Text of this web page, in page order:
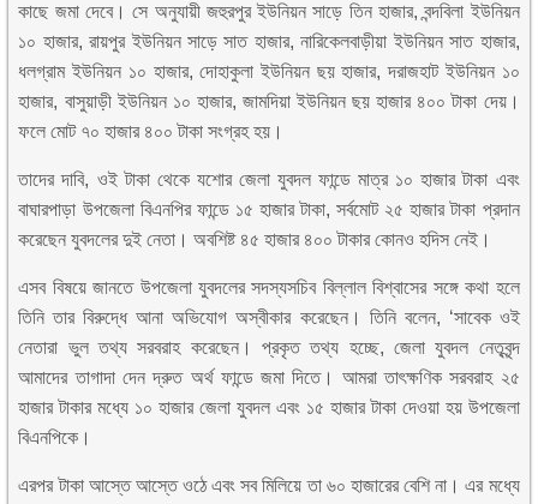
কাছে জমা দেবে। সে অনুযায়ী জহুরপুর ইউনিয়ন সাড়ে তিন হাজার, বন্দবিলা ইউনিয়ন
১০ হাজার, রায়পুর ইউনিয়ন সাড়ে সাত হাজার, নারিকেলবাড়ীয়া ইউনিয়ন সাত হাজার,
ধলগ্রাম ইউনিয়ন ১০ হাজার, দোহাকুলা ইউনিয়ন ছয় হাজার, দরাজহাট ইউনিয়ন ১০
হাজার, বাসুয়াড়ী ইউনিয়ন ১০ হাজার, জামদিয়া ইউনিয়ন ছয় হাজার ৪০০ টাকা দেয়।
ফলে মোট ৭০ হাজার ৪০০ টাকা সংগ্রহ হয়।
তাদের দাবি, ওই টাকা থেকে যশোর জেলা যুবদল ফান্ডে মাত্র ১০ হাজার টাকা এবং
বাঘারপাড়া উপজেলা বিএনপির ফান্ডে ১৫ হাজার টাকা, সর্বমোট ২৫ হাজার টাকা প্রদান
করেছেন যুবদলের দুই নেতা। অবশিষ্ট ৪৫ হাজার ৪০০ টাকার কোনও হদিস নেই।
এসব বিষয়ে জানতে উপজেলা যুবদলের সদস্যসচিব বিল্লাল বিশ্বাসের সঙ্গে কথা হলে
তিনি তার বিরুদ্ধে আনা অভিযোগ অস্বীকার করেছেন। তিনি বলেন, ‘সাবেক ওই
নেতারা ভুল তথ্য সরবরাহ করেছেন। প্রকৃত তথ্য হচ্ছে, জেলা যুবদল নেতৃবৃন্দ
আমাদের তাগাদা দেন দ্রুত অর্থ ফান্ডে জমা দিতে। আমরা তাৎক্ষণিক সরবরাহ ২৫
হাজার টাকার মধ্যে ১০ হাজার জেলা যুবদল এবং ১৫ হাজার টাকা দেওয়া হয় উপজেলা
বিএনপিকে।
এরপর টাকা আস্তে আস্তে ওঠে এবং সব মিলিয়ে তা ৬০ হাজারের বেশি না। এর মধ্যে